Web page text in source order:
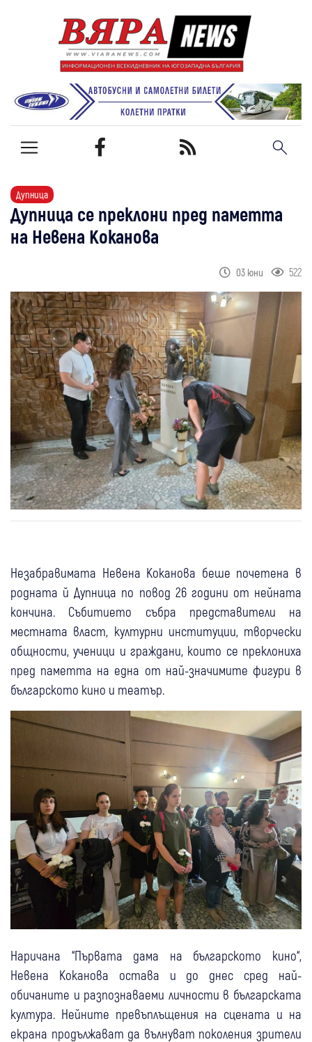
Дупница
Дупница се преклони пред паметта
на Невена Коканова
03 юни 522
Незабравимата Невена Коканова беше почетена в
родната й Дупница по повод 26 години от нейната
кончина. Събитието събра представители на
местната власт, културни институции, творчески
общности, ученици и граждани, които се преклониха
пред паметта на една от най-значимите фигури в
българското кино и театър.
Наричана “Първата дама на българското кино“,
Невена Коканова остава и до днес сред най-
обичаните и разпознаваеми личности в българската
култура. Нейните превъплъщения на сцената и на
екрана продължават да вълнуват поколения зрители